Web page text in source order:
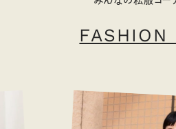
FASHION